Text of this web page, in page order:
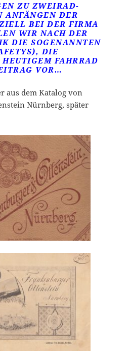
ZU ZWEIRAD-
ANFÄNGEN DER
BEI DER FIRMA
WIR NACH DER
DIE SOGENANNTEN
DIE
FAHRRAD
VOR…
dem Katalog von
Nürnberg, später